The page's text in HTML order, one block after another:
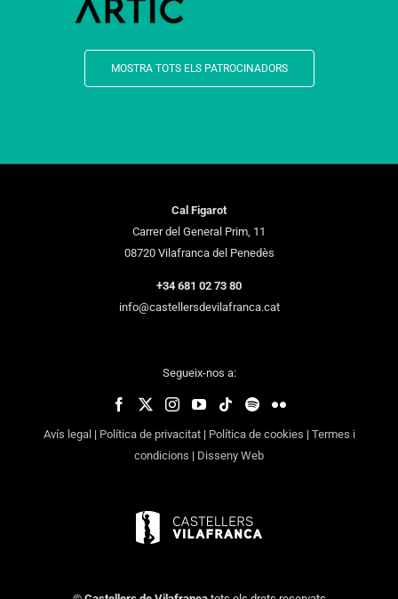
MOSTRA TOTS ELS PATROCINADORS
Cal Figarot
Carrer del General Prim, 11
08720 Vilafranca del Penedès
+34 681 02 73 80
info@castellersdevilafranca.cat
Segueix-nos a:
Avís legal | Política de privacitat| Política de cookies | Termes i
condicions | Disseny Web